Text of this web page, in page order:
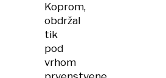
Koprom,
obdržal
tik
pod
vrhom